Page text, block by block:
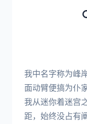
我中名字称为峰
面动臂便搞为仆
我从迷你着迷宫
距，始终没占有